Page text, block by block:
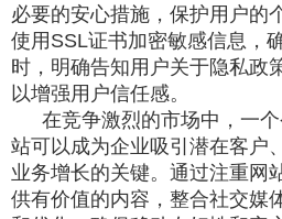
必要的安心措施，保护用户的
使用SSL证书加密敏感信息，
时，明确告知用户关于隐私政
以增强用户信任感。
在竞争激烈的市场中，一
站可以成为企业吸引潜在客户
业务增长的关键。通过注重网
供有价值的内容，整合社交媒